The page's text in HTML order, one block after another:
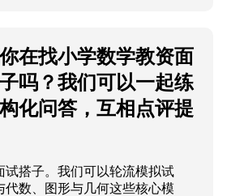
在找小学数学教资面
吗？我们可以一起练
化问答，互相点评提
试搭子。我们可以轮流模拟试
代数、图形与几何这些核心模